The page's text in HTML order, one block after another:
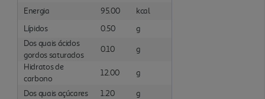
Energia
95.00
kcal
Lípidos
0.50
g
Dos quais ácidos
gordos saturados
0.10
g
Hidratos de
carbono
12.00 g
Dos quais açúcares 1.20
g